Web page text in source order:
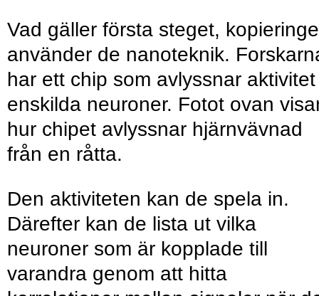
Vad gäller första steget,
använder de nanoteknik.
har ett chip som avlyssnar
enskilda neuroner. Fotot ovan
hur chipet avlyssnar hjärnvävnad
från en råtta.
Den aktiviteten kan de spela in.
Därefter kan de lista ut vilka
neuroner som är kopplade till
varandra genom att hitta